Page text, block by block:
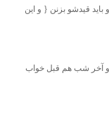
قیدشو بزنن { و این
و آخر شب هم قبل خواب